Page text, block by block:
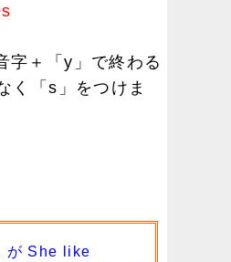
＋「y」で終わる
く「s」をつけま
She like